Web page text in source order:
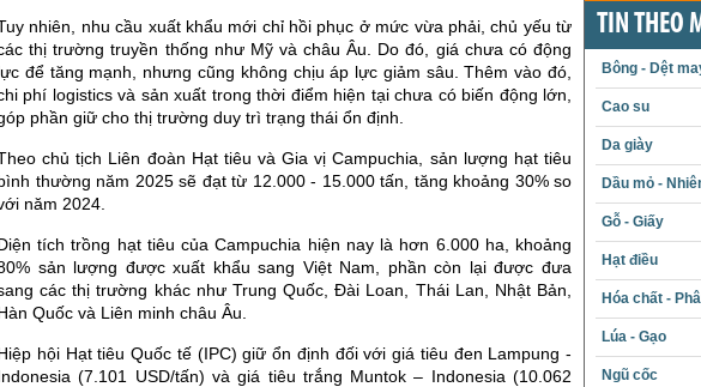
nhiên, nhu cầu xuất khẩu mới chỉ hồi phục ở mức vừa phải, chủ yếu từ
thị trường truyền thống như Mỹ và châu Âu. Do đó, giá chưa có động
để tăng mạnh, nhưng cũng không chịu áp lực giảm sâu. Thêm vào đó,
phí logistics và sản xuất trong thời điểm hiện tại chưa có biến động lớn,
phần giữ cho thị trường duy trì trạng thái ổn định.
chủ tịch Liên đoàn Hạt tiêu và Gia vị Campuchia, sản lượng hạt tiêu
thường năm 2025 sẽ đạt từ 12.000 - 15.000 tấn, tăng khoảng 30% so
năm 2024.
tích trồng hạt tiêu của Campuchia hiện nay là hơn 6.000 ha, khoảng
sản lượng được xuất khẩu sang Việt Nam, phần còn lại được đưa
các thị trường khác như Trung Quốc, Đài Loan, Thái Lan, Nhật Bản,
Quốc và Liên minh châu Âu.
hội Hạt tiêu Quốc tế (IPC) giữ ổn định đối với giá tiêu đen Lampung -
(7.101 USD/tấn) và giá tiêu trắng Muntok – Indonesia (10.062
TIN THEO
Bông - Dệt
Cao su
Da giày
Dầu mỏ -
Gỗ - Giấy
Hạt điều
Hóa chất -
Lúa - Gạo
Ngũ cốc